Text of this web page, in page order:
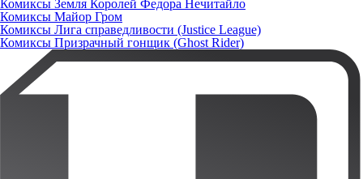
Комиксы Земля Королей Федора Нечитайло
Комиксы Майор Гром
Комиксы Лига справедливости (Justice League)
Комиксы Призрачный гонщик (Ghost Rider)